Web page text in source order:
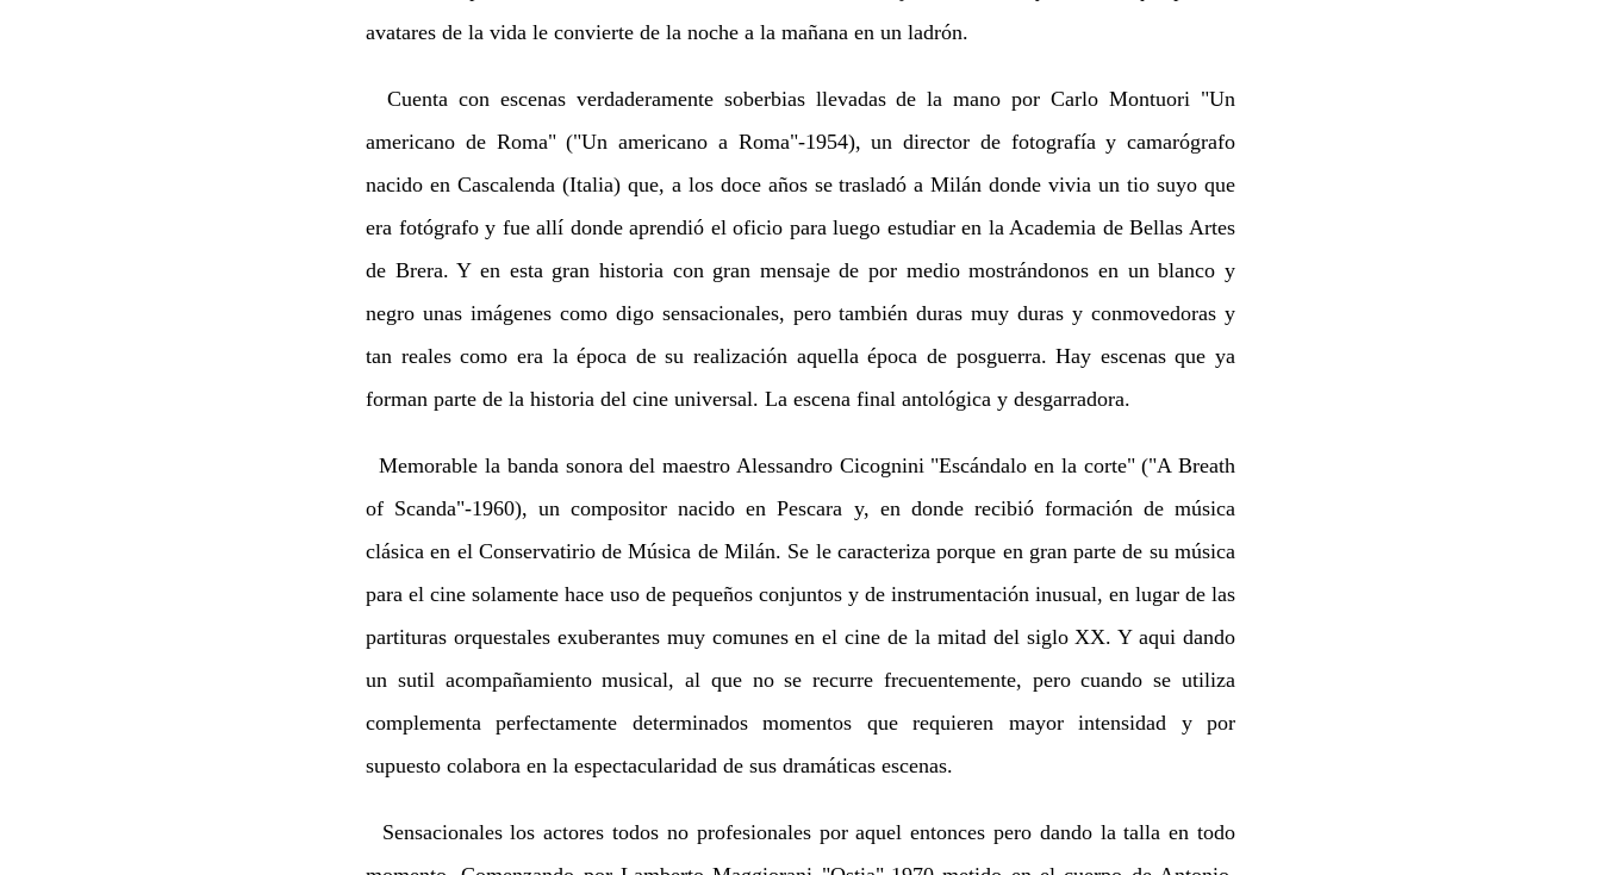
avatares de la vida le convierte de la noche a la mañana en un ladrón.
Cuenta con escenas verdaderamente soberbias llevadas de la mano por Carlo Montuori "Un
americano de Roma" ("Un americano a Roma"-1954), un director de fotografía y camarógrafo
nacido en Cascalenda (Italia) que, a los doce años se trasladó a Milán donde vivia un tio suyo que
era fotógrafo y fue allí donde aprendió el oficio para luego estudiar en la Academia de Bellas Artes
de Brera. Y en esta gran historia con gran mensaje de por medio mostrándonos en un blanco y
negro unas imágenes como digo sensacionales, pero también duras muy duras y conmovedoras y
tan reales como era la época de su realización aquella época de posguerra. Hay escenas que ya
forman parte de la historia del cine universal. La escena final antológica y desgarradora.
Memorable la banda sonora del maestro Alessandro Cicognini "Escándalo en la corte" ("A Breath
of Scanda"-1960), un compositor nacido en Pescara y, en donde recibió formación de música
clásica en el Conservatirio de Música de Milán. Se le caracteriza porque en gran parte de su música
para el cine solamente hace uso de pequeños conjuntos y de instrumentación inusual, en lugar de las
partituras orquestales exuberantes muy comunes en el cine de la mitad del siglo XX. Y aqui dando
un sutil acompañamiento musical, al que no se recurre frecuentemente, pero cuando se utiliza
complementa perfectamente determinados momentos que requieren mayor intensidad y por
supuesto colabora en la espectacularidad de sus dramáticas escenas.
Sensacionales los actores todos no profesionales por aquel entonces pero dando la talla en todo